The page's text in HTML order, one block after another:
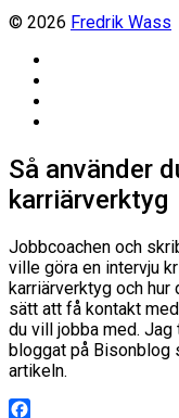
© 2026 Fredrik Wass
Så använder
karriärverktyg
Jobbcoachen och
ville göra en intervju
karriärverktyg och hur
sätt att få kontakt
du vill jobba med.
bloggat på Bisonblog
artikeln.